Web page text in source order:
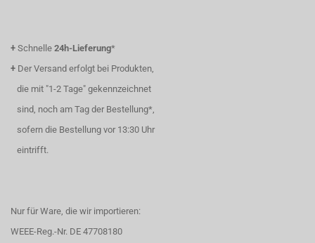
+ Schnelle 24h-Lieferung*
+ Der Versand erfolgt bei Produkten,
die mit "1-2 Tage" gekennzeichnet
sind, noch am Tag der Bestellung*,
sofern die Bestellung vor 13:30 Uhr
eintrifft.
Nur für Ware, die wir importieren:
WEEE-Reg.-Nr. DE 47708180